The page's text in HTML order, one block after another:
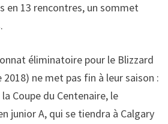
en 13 rencontres, un sommet
éliminatoire pour le Blizzard
ne met pas fin à leur saison :
Coupe du Centenaire, le
junior A, qui se tiendra à Calgary